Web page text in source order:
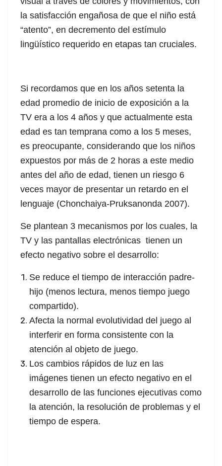
la satisfacción engañosa de que el niño está
“atento”, en decremento del estímulo
lingüístico requerido en etapas tan cruciales.
Si recordamos que en los años setenta la
edad promedio de inicio de exposición a la
TV era a los 4 años y que actualmente esta
edad es tan temprana como a los 5 meses,
es preocupante, considerando que los niños
expuestos por más de 2 horas a este medio
antes del año de edad, tienen un riesgo 6
veces mayor de presentar un retardo en el
lenguaje (Chonchaiya-Pruksanonda 2007).
Se plantean 3 mecanismos por los cuales, la
TV y las pantallas electrónicas tienen un
efecto negativo sobre el desarrollo:
Se reduce el tiempo de interacción padre-
hijo (menos lectura, menos tiempo juego
compartido).
Afecta la normal evolutividad del juego al
interferir en forma consistente con la
atención al objeto de juego.
Los cambios rápidos de luz en las
imágenes tienen un efecto negativo en el
desarrollo de las funciones ejecutivas como
la atención, la resolución de problemas y el
tiempo de espera.